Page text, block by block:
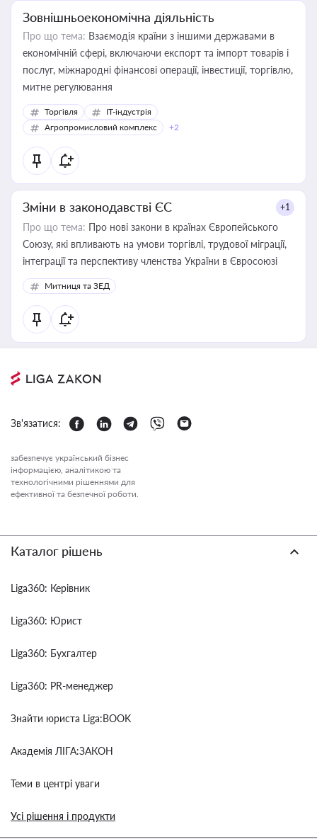
Зовнішньоекономічна діяльність
Про що тема: Взаємодія країни з іншими державами в
економічній сфері, включаючи експорт та імпорт товарів і
послуг, міжнародні фінансові операції, інвестиції, торгівлю,
митне регулювання
Торгівля
IT-індустрія
Агропромисловий комплекс
+2
Зміни в законодавстві ЄС +1
Про що тема: Про нові закони в країнах Європейського
Союзу, які впливають на умови торгівлі, трудової міграції,
інтеграції та перспективу членства України в Євросоюзі
Митниця та ЗЕД
Зв'язатися:
забезпечує український бізнес
інформацією, аналітикою та
технологічними рішеннями для
ефективної та безпечної роботи.
Каталог рішень
Liga360: Керівник
Liga360: Юрист
Liga360: Бухгалтер
Liga360: PR-менеджер
Знайти юриста Liga:BOOK
Академія ЛІГА:ЗАКОН
Теми в центрі уваги
Усі рішення і продукти